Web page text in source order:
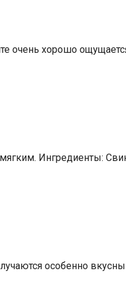
очень хорошо
Ингредиенты:
особенно